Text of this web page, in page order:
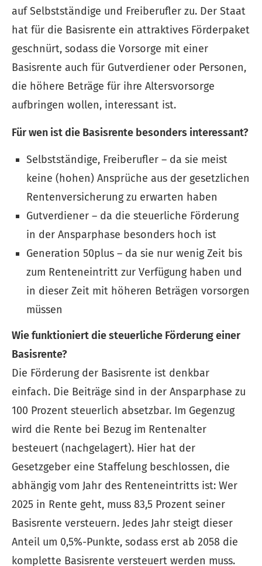
auf Selbstständige und Freiberufler zu. Der Staat
hat für die Basisrente ein attraktives Förderpaket
geschnürt, sodass die Vorsorge mit einer
Basisrente auch für Gutverdiener oder Per­sonen,
die höhere Beträge für ihre Alters­vorsorge
aufbringen wollen, interessant ist.
Für wen ist die Basisrente besonders interessant?
Selbstständige, Freiberufler – da sie meist
keine (hohen) Ansprüche aus der gesetzlichen
Rentenversicherung zu erwarten haben
Gutverdiener – da die steuerliche Förderung
in der Ansparphase besonders hoch ist
Generation 50plus – da sie nur wenig Zeit bis
zum Renteneintritt zur Verfügung haben und
in dieser Zeit mit höheren Beträgen vorsorgen
müssen
Wie funktioniert die steuerliche Förderung einer
Basisrente?
Die Förderung der Basisrente ist denkbar
einfach. Die Beiträge sind in der Ansparphase zu
100 Prozent steuerlich absetzbar. Im Gegenzug
wird die Rente bei Bezug im Rentenalter
besteuert (nachgelagert). Hier hat der
Gesetzgeber eine Staffelung beschlossen, die
abhängig vom Jahr des Renteneintritts ist: Wer
2025 in Rente geht, muss 83,5 Prozent seiner
Basisrente versteuern. Jedes Jahr steigt dieser
Anteil um 0,5%-Punkte, sodass erst ab 2058 die
komplette Basisrente versteuert werden muss.